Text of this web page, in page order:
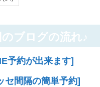
のブログの流れ♪
予約が出来ます]
セ間隔の簡単予約]